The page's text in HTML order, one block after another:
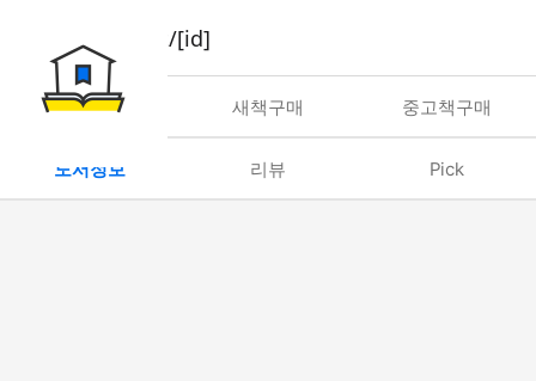
book/rent/[id]
대여 새책구매 중고책구매
도서정보 리뷰 Pick